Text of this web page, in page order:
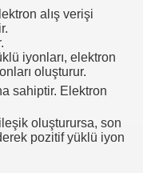
alış verişi
iyonları, elektron
oluşturur.
sahiptir. Elektron
oluşturursa, son
pozitif yüklü iyon